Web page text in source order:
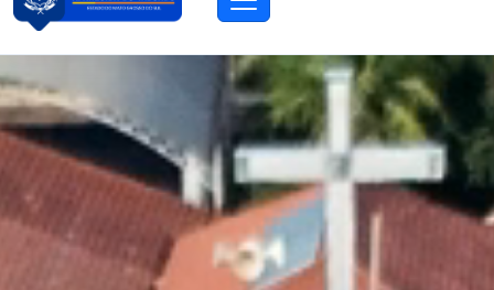
CÂMARA MUNICIPAL
Aparecida do Taboado